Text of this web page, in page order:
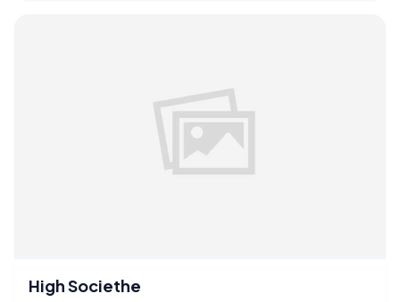
High Societhe